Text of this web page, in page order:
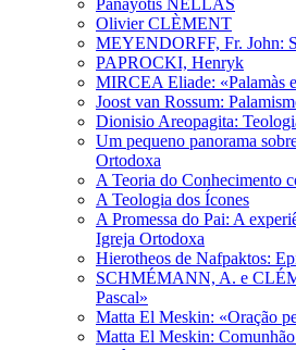
Olivier CLÈMENT
MEYENDORFF, Fr. John:
PAPROCKI, Henryk
MIRCEA Eliade: «Palamàs
Joost van Rossum:
Dionisio Areopagita:
Um pequeno panorama
Ortodoxa
A Teoria do Conhecimento
A Teologia dos Ícones
A Promessa do Pai: A
Igreja Ortodoxa
Hierotheos de Nafpaktos:
SCHMÉMANN, A. e
Pascal»
Matta El Meskin: «Oração
Matta El Meskin: